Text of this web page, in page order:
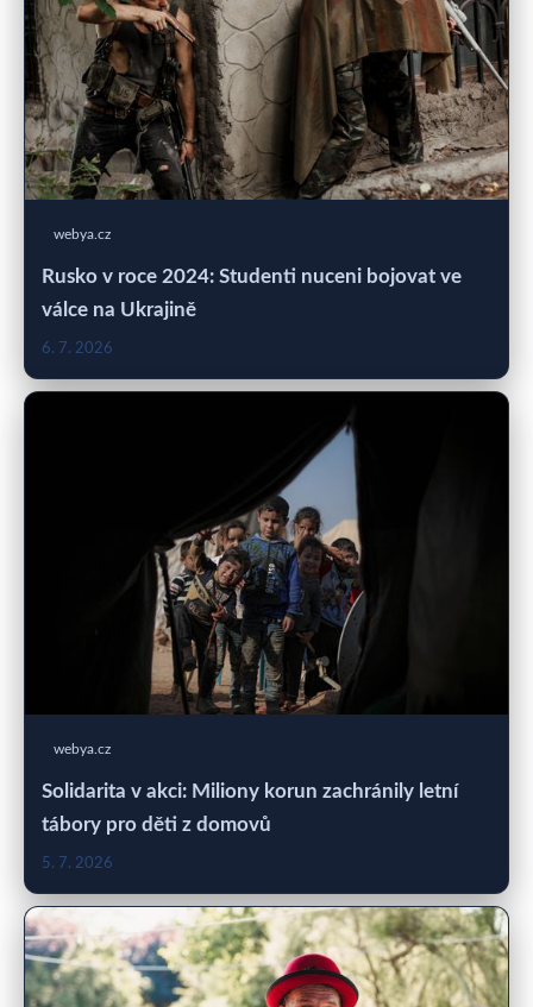
webya.cz
Rusko v roce 2024: Studenti nuceni bojovat ve
válce na Ukrajině
6. 7. 2026
webya.cz
Solidarita v akci: Miliony korun zachránily letní
tábory pro děti z domovů
5. 7. 2026